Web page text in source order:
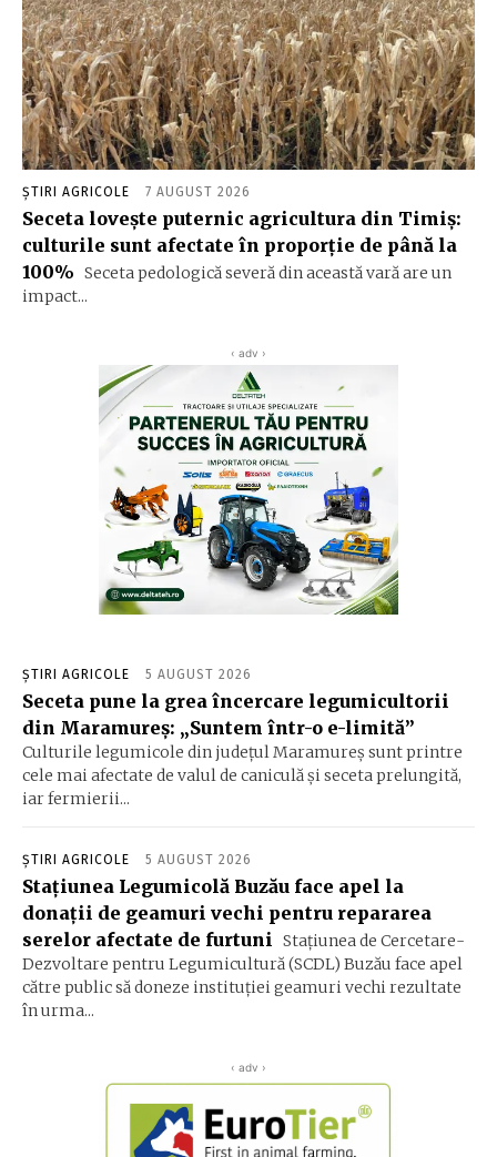
ȘTIRI AGRICOLE 7 AUGUST 2026
Seceta lovește puternic agricultura din Timiș:
culturile sunt afectate în proporție de până la
100% Seceta pedologică severă din această vară are un
impact...
‹ adv ›
ȘTIRI AGRICOLE 5 AUGUST 2026
Seceta pune la grea încercare legumicultorii
din Maramureș: „Suntem într-o e-limită”
Culturile legumicole din județul Maramureș sunt printre
cele mai afectate de valul de caniculă și seceta prelungită,
iar fermierii...
ȘTIRI AGRICOLE 5 AUGUST 2026
Stațiunea Legumicolă Buzău face apel la
donații de geamuri vechi pentru repararea
serelor afectate de furtuni Stațiunea de Cercetare-
Dezvoltare pentru Legumicultură (SCDL) Buzău face apel
către public să doneze instituției geamuri vechi rezultate
în urma...
‹ adv ›